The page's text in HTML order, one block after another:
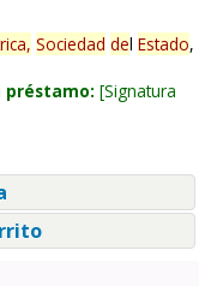
Sociedad del Estado,
préstamo: Signatura